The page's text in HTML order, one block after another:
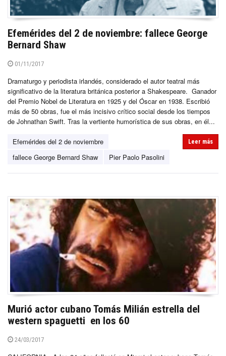
Efemérides del 2 de noviembre: fallece George
Bernard Shaw
01/11/2017
Dramaturgo y periodista irlandés, considerado el autor teatral más
significativo de la literatura británica posterior a Shakespeare. Ganador
del Premio Nobel de Literatura en 1925 y del Óscar en 1938. Escribió
más de 50 obras, fue el más incisivo crítico social desde los tiempos
de Johnathan Swift. Tras la vertiente humorística de sus obras, en él...
Efemérides del 2 de noviembre
fallece George Bernard Shaw
Pier Paolo Pasolini
Leer más
Murió actor cubano Tomás Milián estrella del
western spaguetti en los 60
24/03/2017